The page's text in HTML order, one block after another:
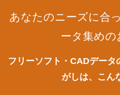
あなたのニーズに合
ータ集めの
フリーソフト・CADデータ
がしは、こん